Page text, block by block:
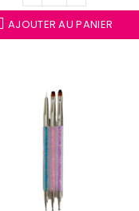
AJOUTER AU PANIER